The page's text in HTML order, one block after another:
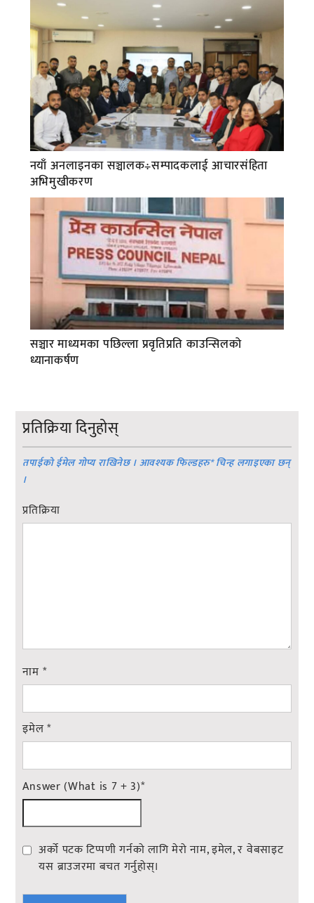
नयाँ अनलाइनका सञ्चालक÷सम्पादकलाई आचारसंहिता
अभिमुखीकरण
सञ्चार माध्यमका पछिल्ला प्रवृतिप्रति काउन्सिलको
ध्यानाकर्षण
प्रतिक्रिया दिनुहोस्
तपाईको ईमेल गोप्य राखिनेछ । आवश्यक फिल्डहरु*चिन्ह लगाइएका छन्
।
प्रतिक्रिया
नाम *
इमेल*
Answer (What is 7 + 3)*
अर्को पटक टिप्पणी गर्नको लागि मेरो नाम, इमेल, र वेबसाइट
यस ब्राउजरमा बचत गर्नुहोस्।